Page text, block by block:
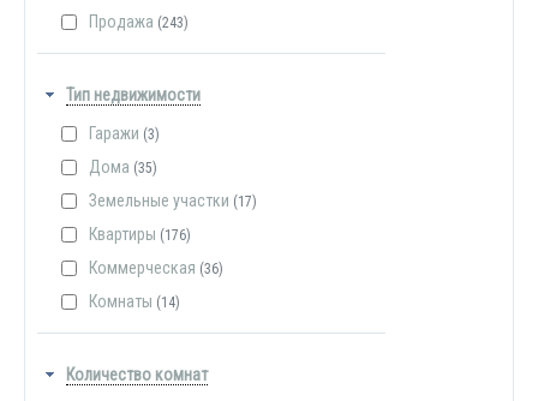
Продажа (243)
Тип недвижимости
Гаражи (3)
Дома (35)
Земельные участки (17)
Квартиры (176)
Коммерческая (36)
Комнаты (14)
Количество комнат